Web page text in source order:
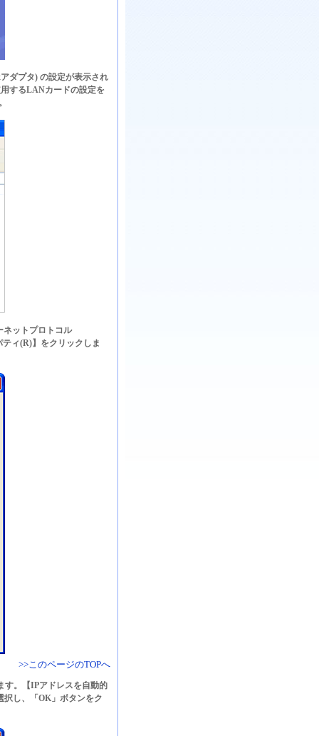
ダプタ) の設定が表示され
するLANカードの設定を
ネットプロトコル
ィ(R)】をクリックしま
>>このページのTOPへ
す。【IPアドレスを自動的
択し、「OK」ボタンをク